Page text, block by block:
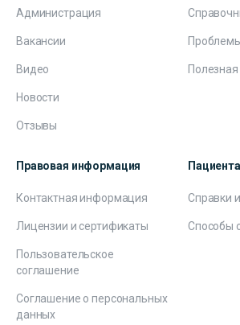
Администрация
Вакансии
Видео
Новости
Отзывы
Правовая информация
Контактная информация
Лицензии и сертификаты
Пользовательское
соглашение
Соглашение о персональных
данных
Справки
Способы